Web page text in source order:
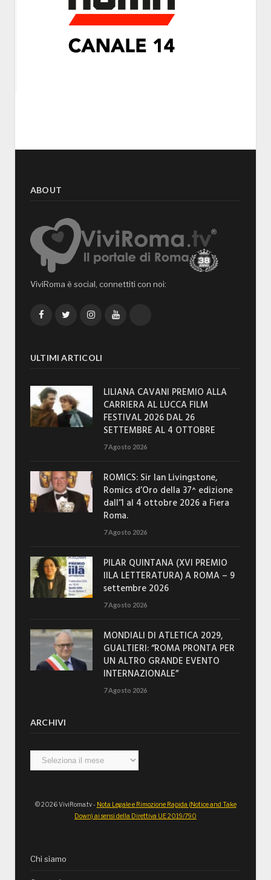
ABOUT
ViviRoma è social, connettiti con noi:
FacebookTwitterInstagramYouTube
ULTIMI ARTICOLI
LILIANA CAVANI PREMIO ALLA
CARRIERA AL LUCCA FILM
FESTIVAL 2026 DAL 26
SETTEMBRE AL 4 OTTOBRE
7 Agosto 2026
ROMICS: Sir Ian Livingstone,
Romics d’Oro della 37^ edizione
dall’1 al 4 ottobre 2026 a Fiera
Roma.
7 Agosto 2026
PILAR QUINTANA (XVI PREMIO
IILA LETTERATURA) A ROMA – 9
settembre 2026
7 Agosto 2026
MONDIALI DI ATLETICA 2029,
GUALTIERI: “ROMA PRONTA PER
UN ALTRO GRANDE EVENTO
INTERNAZIONALE”
7 Agosto 2026
ARCHIVI
Archivi
© 2026 ViviRoma.tv - Nota Legale e Rimozione Rapida (Notice and Take
Down) ai sensi della Direttiva UE 2019/790
Chi siamo